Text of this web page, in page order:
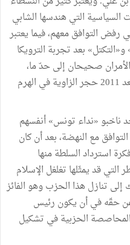
السياسية التي هندسها الشابي
التوافق معهم، فيما يعتبر
بعد تجربة الترويكا
صحيحان إلى حدّ ما،
حيث أصبحت النهضة في مرحلة ما بعد 2011 حجر الزاوية في الهرم
ووجد ناخبو «نداء تونس» أنفسهم
مع النهضة، بعد أن كان
استرداد السلطة منها
قد يمثّلها تغلغل الإسلام
تنازل هذا الحزب وهو الفائز
عن حقّه في أن يكون رئيس
المحاصصة الحزبية في تشكيل